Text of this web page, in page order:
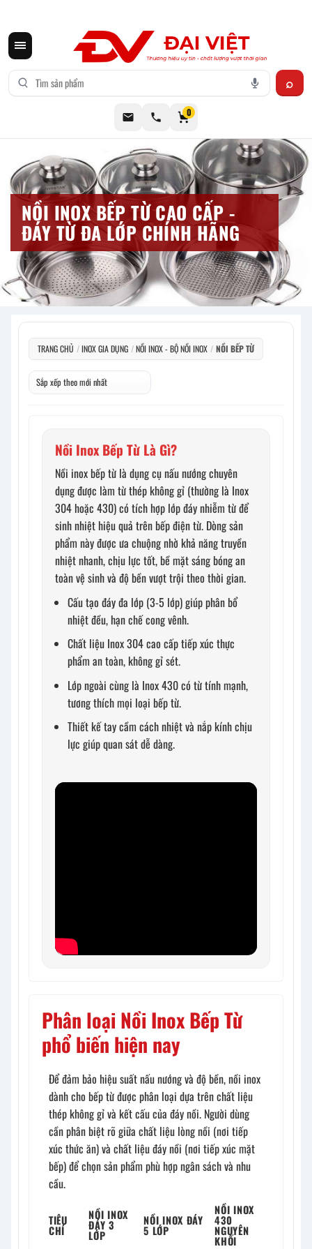
0
NỒI INOX BẾP TỪ CAO CẤP -
ĐÁY TỪ ĐA LỚP CHÍNH HÃNG
TRANG CHỦ / INOX GIA DỤNG / NỒI INOX - BỘ NỒI INOX / NỒI BẾP TỪ
Nồi Inox Bếp Từ Là Gì?
Nồi inox bếp từ là dụng cụ nấu nướng chuyên
dụng được làm từ thép không gỉ (thường là Inox
304 hoặc 430) có tích hợp lớp đáy nhiễm từ để
sinh nhiệt hiệu quả trên bếp điện từ. Dòng sản
phẩm này được ưa chuộng nhờ khả năng truyền
nhiệt nhanh, chịu lực tốt, bề mặt sáng bóng an
toàn vệ sinh và độ bền vượt trội theo thời gian.
Cấu tạo đáy đa lớp (3-5 lớp) giúp phân bổ
nhiệt đều, hạn chế cong vênh.
Chất liệu Inox 304 cao cấp tiếp xúc thực
phẩm an toàn, không gỉ sét.
Lớp ngoài cùng là Inox 430 có từ tính mạnh,
tương thích mọi loại bếp từ.
Thiết kế tay cầm cách nhiệt và nắp kính chịu
lực giúp quan sát dễ dàng.
Phân loại Nồi Inox Bếp Từ
phổ biến hiện nay
Để đảm bảo hiệu suất nấu nướng và độ bền, nồi inox
dành cho bếp từ được phân loại dựa trên chất liệu
thép không gỉ và kết cấu của đáy nồi. Người dùng
cần phân biệt rõ giữa chất liệu lòng nồi (nơi tiếp
xúc thức ăn) và chất liệu đáy nồi (nơi tiếp xúc mặt
bếp) để chọn sản phẩm phù hợp ngân sách và nhu
cầu.
TIÊU
CHÍ
NỒI INOX
ĐÁY 3
LỚP
NỒI INOX ĐÁY
5 LỚP
NỒI INOX
430
NGUYÊN
KHỐI